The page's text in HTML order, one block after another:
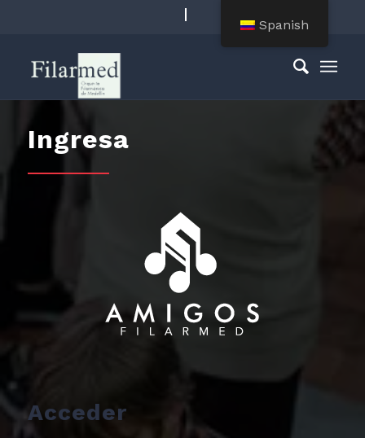
Ingresa
Acceder
Spanish